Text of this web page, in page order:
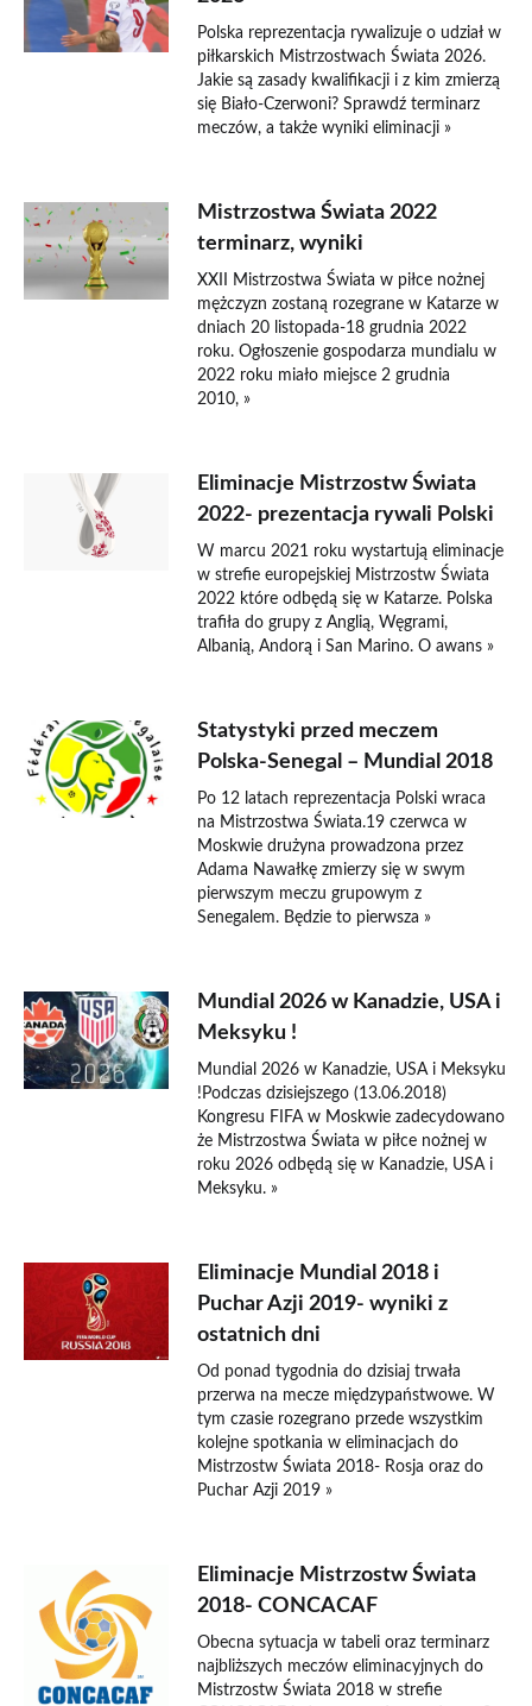
Polska reprezentacja rywalizuje o udział w
piłkarskich Mistrzostwach Świata 2026.
Jakie są zasady kwalifikacji i z kim zmierzą
się Biało-Czerwoni? Sprawdź terminarz
meczów, a także wyniki eliminacji »
Mistrzostwa Świata 2022
terminarz, wyniki
XXII Mistrzostwa Świata w piłce nożnej
mężczyzn zostaną rozegrane w Katarze w
dniach 20 listopada-18 grudnia 2022
roku. Ogłoszenie gospodarza mundialu w
2022 roku miało miejsce 2 grudnia
2010, »
Eliminacje Mistrzostw Świata
2022- prezentacja rywali Polski
W marcu 2021 roku wystartują eliminacje
w strefie europejskiej Mistrzostw Świata
2022 które odbędą się w Katarze. Polska
trafiła do grupy z Anglią, Węgrami,
Albanią, Andorą i San Marino. O awans »
Statystyki przed meczem
Polska-Senegal – Mundial 2018
Po 12 latach reprezentacja Polski wraca
na Mistrzostwa Świata.19 czerwca w
Moskwie drużyna prowadzona przez
Adama Nawałkę zmierzy się w swym
pierwszym meczu grupowym z
Senegalem. Będzie to pierwsza »
Mundial 2026 w Kanadzie, USA i
Meksyku !
Mundial 2026 w Kanadzie, USA i Meksyku
!Podczas dzisiejszego (13.06.2018)
Kongresu FIFA w Moskwie zadecydowano
że Mistrzostwa Świata w piłce nożnej w
roku 2026 odbędą się w Kanadzie, USA i
Meksyku. »
Eliminacje Mundial 2018 i
Puchar Azji 2019- wyniki z
ostatnich dni
Od ponad tygodnia do dzisiaj trwała
przerwa na mecze międzypaństwowe. W
tym czasie rozegrano przede wszystkim
kolejne spotkania w eliminacjach do
Mistrzostw Świata 2018- Rosja oraz do
Puchar Azji 2019 »
Eliminacje Mistrzostw Świata
2018- CONCACAF
Obecna sytuacja w tabeli oraz terminarz
najbliższych meczów eliminacyjnych do
Mistrzostw Świata 2018 w strefie